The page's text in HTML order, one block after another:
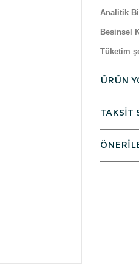
Analitik
Besinsel
Tüketim
ÜRÜN
TAKSİT